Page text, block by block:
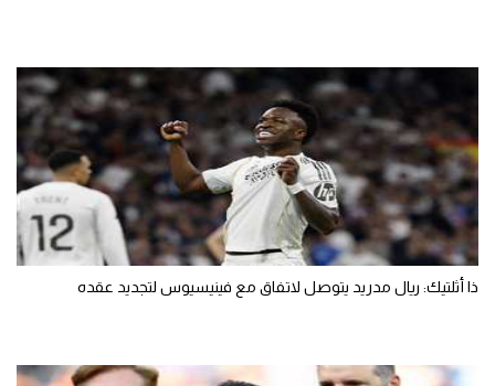
ذا أثلتيك: ريال مدريد يتوصل لاتفاق مع فينيسيوس لتجديد عقده